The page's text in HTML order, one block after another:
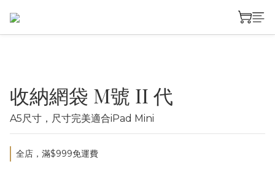
收納網袋 M號 II 代
A5尺寸，尺寸完美適合iPad Mini
全店，滿$999免運費